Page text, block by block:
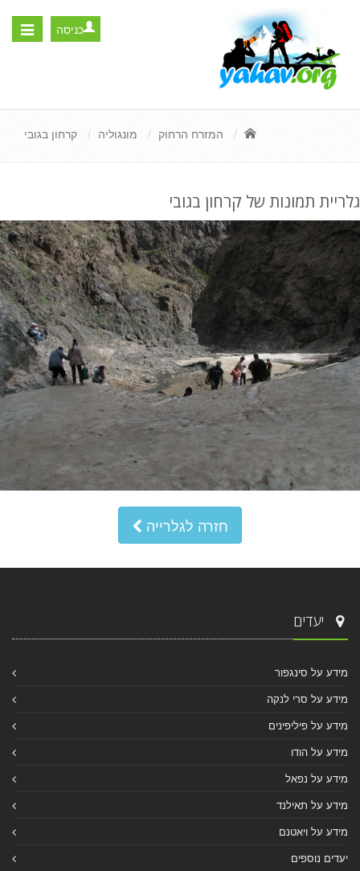
Toggle
כניסה
המזרח הרחוק מונגוליה קרחון בגובי
גלריית תמונות של קרחון בגובי
חזרה לגלרייה
יעדים
מידע על סינגפור
מידע על סרי לנקה
מידע על פיליפינים
מידע על הודו
מידע על נפאל
מידע על תאילנד
מידע על ויאטנם
יעדים נוספים